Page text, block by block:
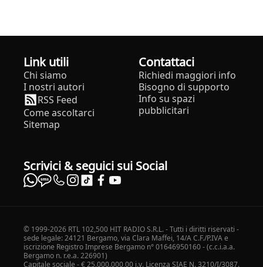
Link utili
Chi siamo
I nostri autori
RSS Feed
Come ascoltarci
Sitemap
Contattaci
Richiedi maggiori info
Bisogno di supporto
Info su spazi
pubblicitari
Scrivici & seguici sui Social
© 1999-2026 RTL 102,500 HIT RADIO S.R.L. - Tutti i diritti riservati -
sede legale: 24121 Bergamo, via Clara Maffei, 14/A C.F./P.IVA e
iscrizione Registro Imprese Bergamo n° 01646950160 - (c.c.i.a.a.
Bergamo n. r.e.a. 226901)
Capitale sociale - € 25.000.000,00 i.v. Licenza SIAE N. 3210/I/3087.